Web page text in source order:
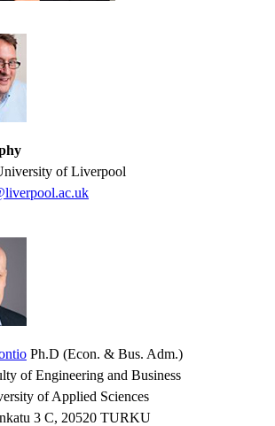
of Liverpool
Ph.D (Econ. & Bus. Adm.)
of Engineering and Business
of Applied Sciences
3 C, 20520 TURKU